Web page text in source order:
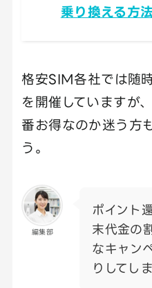
乗り換える方法
格安SIM各社では随
を開催していますが
番お得なのか迷う方
う。
編集部
ポイント
末代金の
なキャン
りしてし